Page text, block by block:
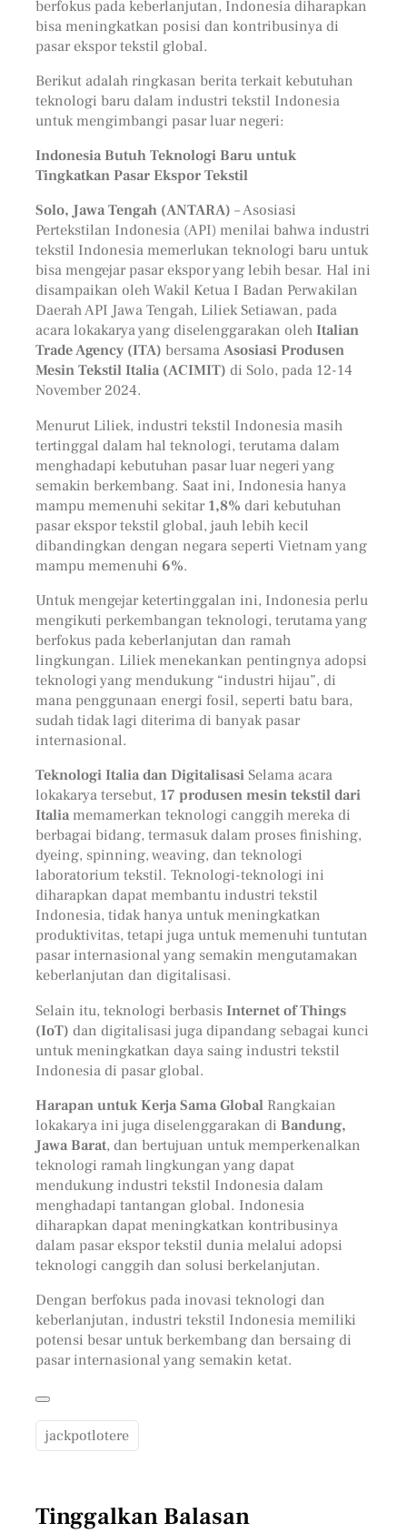
berfokus pada keberlanjutan, Indonesia diharapkan
bisa meningkatkan posisi dan kontribusinya di
pasar ekspor tekstil global.
Berikut adalah ringkasan berita terkait kebutuhan
teknologi baru dalam industri tekstil Indonesia
untuk mengimbangi pasar luar negeri:
Indonesia Butuh Teknologi Baru untuk
Tingkatkan Pasar Ekspor Tekstil
Solo, Jawa Tengah (ANTARA) – Asosiasi
Pertekstilan Indonesia (API) menilai bahwa industri
tekstil Indonesia memerlukan teknologi baru untuk
bisa mengejar pasar ekspor yang lebih besar. Hal ini
disampaikan oleh Wakil Ketua I Badan Perwakilan
Daerah API Jawa Tengah, Liliek Setiawan, pada
acara lokakarya yang diselenggarakan olehItalian
Trade Agency (ITA) bersamaAsosiasi Produsen
Mesin Tekstil Italia (ACIMIT) di Solo, pada 12-14
November 2024.
Menurut Liliek, industri tekstil Indonesia masih
tertinggal dalam hal teknologi, terutama dalam
menghadapi kebutuhan pasar luar negeri yang
semakin berkembang. Saat ini, Indonesia hanya
mampu memenuhi sekitar1,8% dari kebutuhan
pasar ekspor tekstil global, jauh lebih kecil
dibandingkan dengan negara seperti Vietnam yang
mampu memenuhi 6%.
Untuk mengejar ketertinggalan ini, Indonesia perlu
mengikuti perkembangan teknologi, terutama yang
berfokus pada keberlanjutan dan ramah
lingkungan. Liliek menekankan pentingnya adopsi
teknologi yang mendukung “industri hijau”, di
mana penggunaan energi fosil, seperti batu bara,
sudah tidak lagi diterima di banyak pasar
internasional.
Teknologi Italia dan DigitalisasiSelama acara
lokakarya tersebut, 17 produsen mesin tekstil dari
Italiamemamerkan teknologi canggih mereka di
berbagai bidang, termasuk dalam proses finishing,
dyeing, spinning, weaving, dan teknologi
laboratorium tekstil. Teknologi-teknologi ini
diharapkan dapat membantu industri tekstil
Indonesia, tidak hanya untuk meningkatkan
produktivitas, tetapi juga untuk memenuhi tuntutan
pasar internasional yang semakin mengutamakan
keberlanjutan dan digitalisasi.
Selain itu, teknologi berbasisInternet of Things
(IoT) dan digitalisasi juga dipandang sebagai kunci
untuk meningkatkan daya saing industri tekstil
Indonesia di pasar global.
Harapan untuk Kerja Sama GlobalRangkaian
lokakarya ini juga diselenggarakan di Bandung,
Jawa Barat, dan bertujuan untuk memperkenalkan
teknologi ramah lingkungan yang dapat
mendukung industri tekstil Indonesia dalam
menghadapi tantangan global. Indonesia
diharapkan dapat meningkatkan kontribusinya
dalam pasar ekspor tekstil dunia melalui adopsi
teknologi canggih dan solusi berkelanjutan.
Dengan berfokus pada inovasi teknologi dan
keberlanjutan, industri tekstil Indonesia memiliki
potensi besar untuk berkembang dan bersaing di
pasar internasional yang semakin ketat.
jackpotlotere
Tinggalkan Balasan